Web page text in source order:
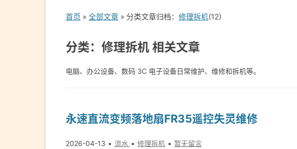
首页 » 全部文章 » 分类文章归档： 修理拆机(12)
分类：修理拆机 相关文章
电脑、办公设备、数码 3C 电子设备日常维护、维修和拆机等。
永速直流变频落地扇FR35遥控失灵维修
2026-04-13 流水 修理拆机 暂无留言